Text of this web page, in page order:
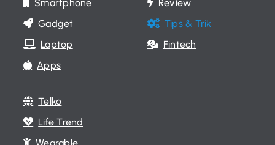
Smartphone
Gadget
Laptop
Apps
Review
Tips & Trik
Fintech
Telko
Life Trend